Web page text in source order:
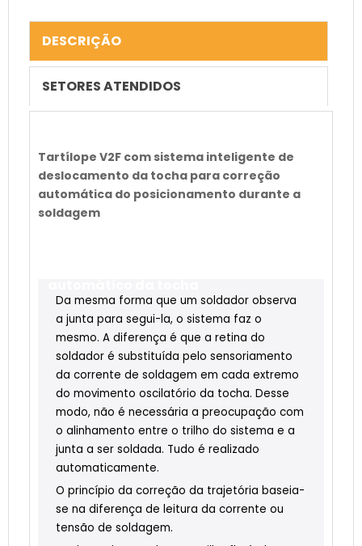
DESCRIÇÃO
SETORES ATENDIDOS
Tartílope V2F com sistema inteligente de
deslocamento da tocha para correção
automática do posicionamento durante a
soldagem
Da mesma forma que um soldador observa
a junta para segui-la, o sistema faz o
mesmo. A diferença é que a retina do
soldador é substituída pelo sensoriamento
da corrente de soldagem em cada extremo
do movimento oscilatório da tocha. Desse
modo, não é necessária a preocupação com
o alinhamento entre o trilho do sistema e a
junta a ser soldada. Tudo é realizado
automaticamente.
O princípio da correção da trajetória baseia-
se na diferença de leitura da corrente ou
tensão de soldagem.